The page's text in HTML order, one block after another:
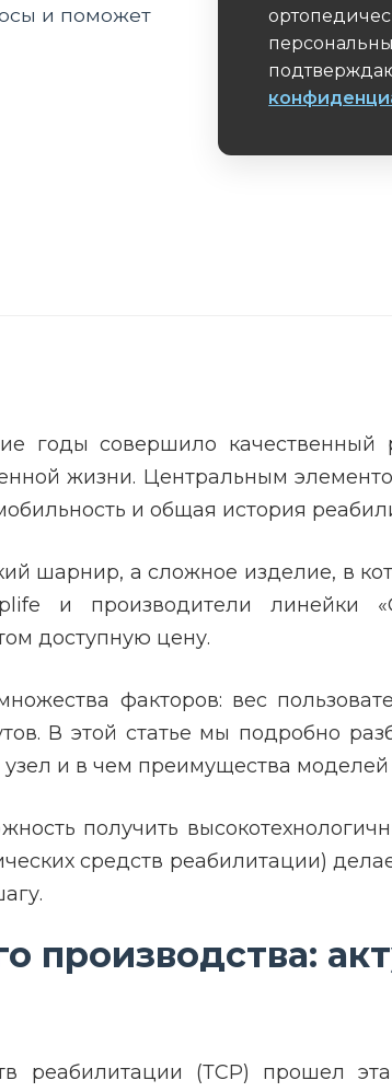
и поможет
годы совершило
жизни. Центральным
и общая история
шарнир, а сложное изделие, в
и производители линейки
доступную цену.
факторов: вес
В этой статье мы подробно
и в чем преимущества
получить
средств реабилитации)
производства:
реабилитации (ТСР) прошел